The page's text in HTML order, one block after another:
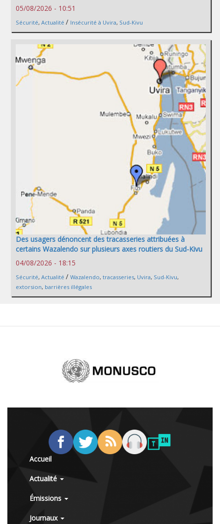
05/08/2026 - 10:51
Sécurité, Actualité / Insécurité à Uvira, Sud-Kivu
Des usagers dénoncent des tracasseries attribuées à
certains Wazalendo sur plusieurs axes routiers du Sud-Kivu
04/08/2026 - 18:15
Sécurité, Actualité / Wazalendo, tracasseries, Uvira, Sud-Kivu,
extorsion, barrières illégales
Accueil
Actualité
Émissions
Journaux